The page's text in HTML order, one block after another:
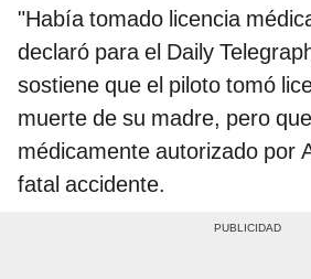
"Había tomado licencia
declaró para el Daily
sostiene que el piloto tomó
muerte de su madre, pero
médicamente autorizado por
fatal accidente.